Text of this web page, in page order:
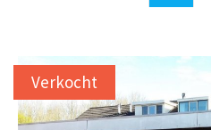
Verkocht